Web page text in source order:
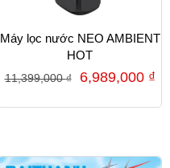
Máy lọc nước NEO AMBIENT
HOT
11,399,000₫ 6,989,000 ₫